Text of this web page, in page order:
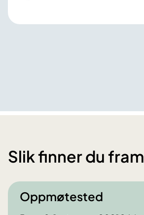
Slik finner du fram
Oppmøtested